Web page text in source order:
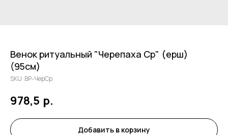
Венок ритуальный "Черепаха Ср" (ерш)
(95см)
SKU: ВР-ЧерСр
978,5 р.
Добавить в корзину